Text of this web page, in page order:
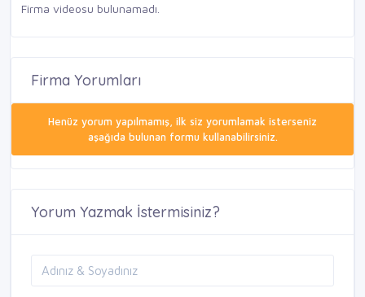
Firma videosu bulunamadı.
Firma Yorumları
Henüz yorum yapılmamış, ilk siz yorumlamak isterseniz
aşağıda bulunan formu kullanabilirsiniz.
Yorum Yazmak İstermisiniz?